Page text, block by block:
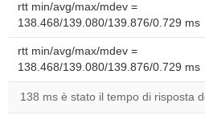
rtt min/avg/max/mdev =
138.468/139.080/139.876/0.729 ms
rtt min/avg/max/mdev =
138.468/139.080/139.876/0.729 ms
138 ms è stato il tempo di risposta